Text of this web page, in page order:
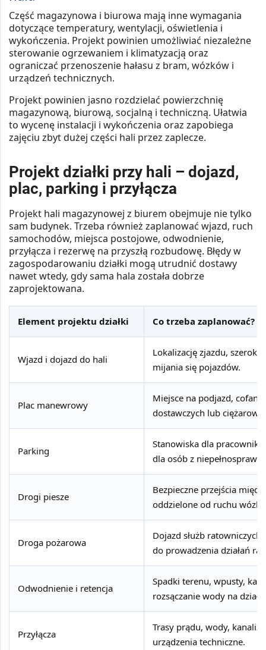
Część magazynowa i biurowa mają inne wymagania
dotyczące temperatury, wentylacji, oświetlenia i
wykończenia. Projekt powinien umożliwiać niezależne
sterowanie ogrzewaniem i klimatyzacją oraz
ograniczać przenoszenie hałasu z bram, wózków i
urządzeń technicznych.
Projekt powinien jasno rozdzielać powierzchnię
magazynową, biurową, socjalną i techniczną. Ułatwia
to wycenę instalacji i wykończenia oraz zapobiega
zajęciu zbyt dużej części hali przez zaplecze.
Projekt działki przy hali – dojazd,
plac, parking i przyłącza
Projekt hali magazynowej z biurem obejmuje nie tylko
sam budynek. Trzeba również zaplanować wjazd, ruch
samochodów, miejsca postojowe, odwodnienie,
przyłącza i rezerwę na przyszłą rozbudowę. Błędy w
zagospodarowaniu działki mogą utrudnić dostawy
nawet wtedy, gdy sama hala została dobrze
zaprojektowana.
Element projektu działki Co trzeba zaplanować?
Wjazd i dojazd do hali
Lokalizację zjazdu,
mijania się pojazdów.
Plac manewrowy
Miejsce na podjazd,
dostawczych lub
Parking
Stanowiska dla
dla osób z
Drogi piesze
Bezpieczne przejścia
oddzielone od ruchu
Droga pożarowa
Dojazd służb
do prowadzenia działań
Odwodnienie i retencja
Spadki terenu, wpusty,
rozsączanie wody na
Przyłącza
Trasy prądu, wody,
urządzenia techniczne.